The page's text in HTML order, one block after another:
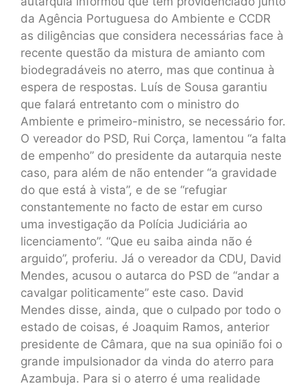
da Agência Portuguesa do Ambiente e CCDR
as diligências que considera necessárias face à
recente questão da mistura de amianto com
biodegradáveis no aterro, mas que continua à
espera de respostas. Luís de Sousa garantiu
que falará entretanto com o ministro do
Ambiente e primeiro-ministro, se necessário for.
O vereador do PSD, Rui Corça, lamentou “a falta
de empenho” do presidente da autarquia neste
caso, para além de não entender “a gravidade
do que está à vista”, e de se “refugiar
constantemente no facto de estar em curso
uma investigação da Polícia Judiciária ao
licenciamento”. “Que eu saiba ainda não é
arguido”, proferiu. Já o vereador da CDU, David
Mendes, acusou o autarca do PSD de “andar a
cavalgar politicamente” este caso. David
Mendes disse, ainda, que o culpado por todo o
estado de coisas, é Joaquim Ramos, anterior
presidente de Câmara, que na sua opinião foi o
grande impulsionador da vinda do aterro para
Azambuja. Para si o aterro é uma realidade